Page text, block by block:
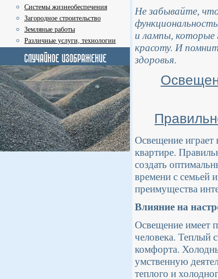
Системы жизнеобеспечения
Загородное строительство
Земляные работы
Различные услуги, технологии
Не забывайте,
и лампы, которые
красоту. И
здоровья.
Освещение
квартире.
создать
времени с семьей
преимущества
Влияние на
Освещение имеет
человека. Теплый
комфорта.
умственную
теплого и